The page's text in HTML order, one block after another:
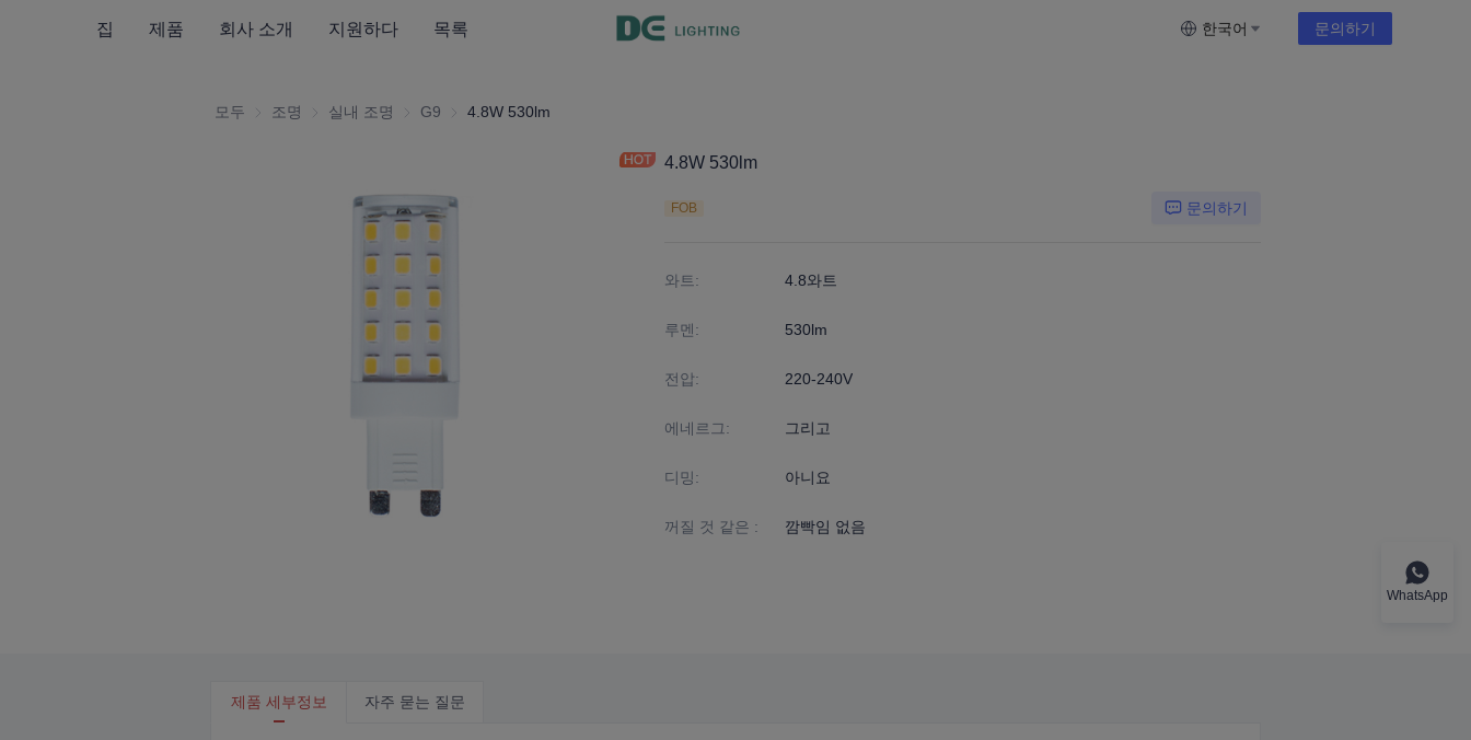
집 제품 회사 소개 지원하다 목록 한국어 문의하기
모두 조명 조명실내 조명 실내 조명
G9 G9 4.8W 530lm
4.8W 530lm
FOB 문의하기
와트: 4.8와트
루멘: 530lm
전압: 220-240V
에네르그: 그리고
디밍: 아니요
꺼질 것 같은 : 깜빡임 없음
제품 세부정보 자주 묻는 질문
WhatsApp